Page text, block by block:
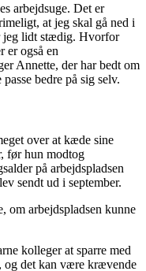
arbejdsuge. Det er
at jeg skal gå ned i
jeg lidt stædig. Hvorfor
er også en
Annette, der har bedt om
bedre på sig selv.
over at kæde sine
før hun modtog
på arbejdspladsen
sendt ud i september.
om arbejdspladsen kunne
kolleger at sparre med
og det kan være krævende